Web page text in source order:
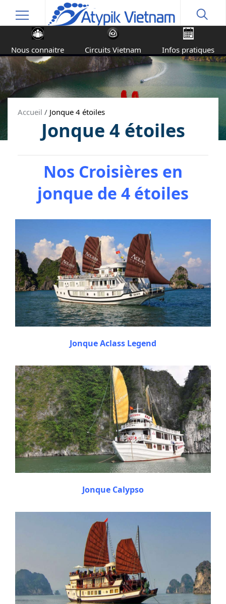
Nous connaitre Circuits Vietnam Infos pratiques
Accueil / Jonque 4 étoiles
Jonque 4 étoiles
Nos Croisières en
jonque de 4 étoiles
Jonque Aclass Legend
Jonque Calypso